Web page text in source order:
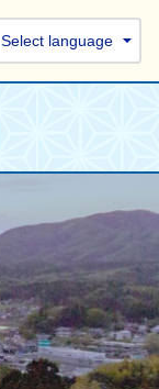
Select language
目的の情報を探